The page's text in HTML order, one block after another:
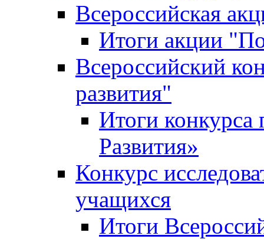
Всероссийская
Итоги акции
Всероссийский
развития"
Итоги конкурса
Развития»
Конкурс
учащихся
Итоги